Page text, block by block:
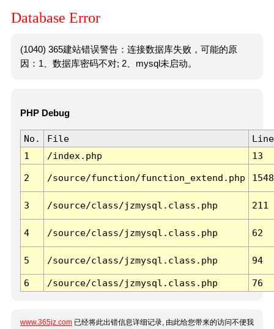
Database Error
(1040) 365建站错误警告：连接数据库失败，可能的原
因：1、数据库密码不对; 2、mysql未启动。
PHP Debug
No. File
Line
1
/index.php 13
2 /source/function/function_extend.php 1548
3 /source/class/jzmysql.class.php 211
4 /source/class/jzmysql.class.php 62
5 /source/class/jzmysql.class.php 94
6 /source/class/jzmysql.class.php 76
www.365jz.com 已经将此出错信息详细记录, 由此给您带来的访问不便我